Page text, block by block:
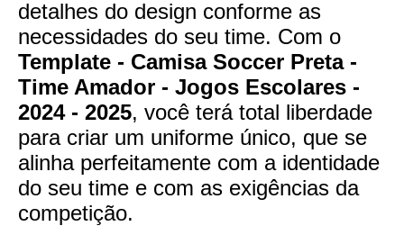
detalhes do design conforme as
necessidades do seu time. Com o
Template - Camisa Soccer Preta -
Time Amador - Jogos Escolares -
2024 - 2025, você terá total liberdade
para criar um uniforme único, que se
alinha perfeitamente com a identidade
do seu time e com as exigências da
competição.